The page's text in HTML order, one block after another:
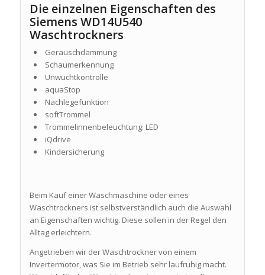
Die einzelnen Eigenschaften des
Siemens WD14U540
Waschtrockners
Geräuschdämmung
Schaumerkennung
Unwuchtkontrolle
aquaStop
Nachlegefunktion
softTrommel
Trommelinnenbeleuchtung: LED
iQdrive
Kindersicherung
Beim Kauf einer Waschmaschine oder eines
Waschtrockners ist selbstverständlich auch die Auswahl
an Eigenschaften wichtig. Diese sollen in der Regel den
Alltag erleichtern.
Angetrieben wir der Waschtrockner von einem
Invertermotor, was Sie im Betrieb sehr laufruhig macht.